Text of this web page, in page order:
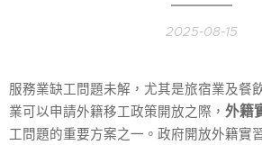
2025-08-15
服務業缺工問題未解，尤其是旅宿業及餐
業可以申請外籍移工政策開放之際， 外籍
工問題的重要方案之一。政府開放外籍實